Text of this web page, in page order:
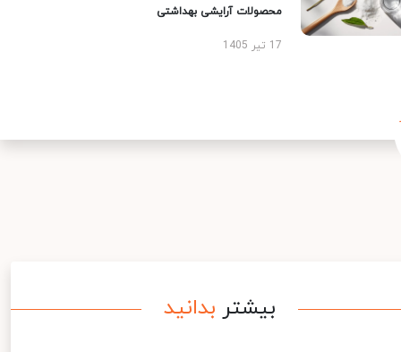
محصولات آرایشی بهداشتی
17 تیر 1405
بیشتر بدانید